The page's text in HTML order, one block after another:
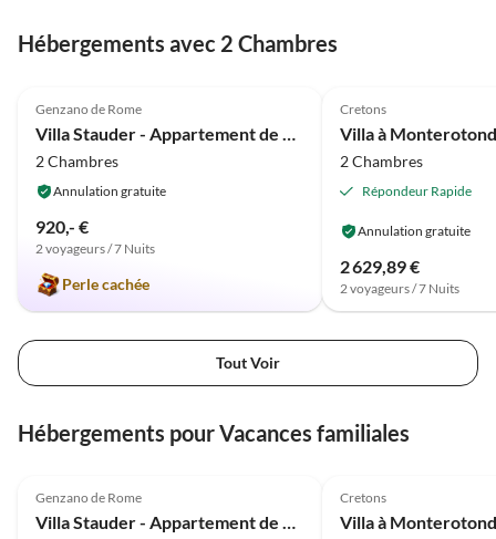
Hébergements avec 2 Chambres
Genzano de Rome
Villa Stauder - Appartement de vacances Olivi
2 Chambres
Annulation gratuite
920,- €
2 voyageurs / 7 Nuits
Perle cachée
Cretons
2 Chambres
Répondeur Rapide
Annulation gratuite
2 629,89 €
2 voyageurs / 7 Nuits
Tout Voir
Hébergements pour Vacances familiales
Genzano de Rome
Villa Stauder - Appartement de vacances Olivi
Cretons